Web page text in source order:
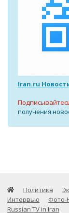
Iran.ru
получения
Политика
Интервью
Фото-
Russian TV in Iran